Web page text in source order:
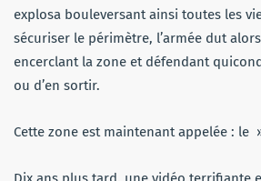
explosa bouleversant ainsi toutes les
sécuriser le périmètre, l’armée dut
encerclant la zone et défendant
ou d’en sortir.
Cette zone est maintenant appelée : le